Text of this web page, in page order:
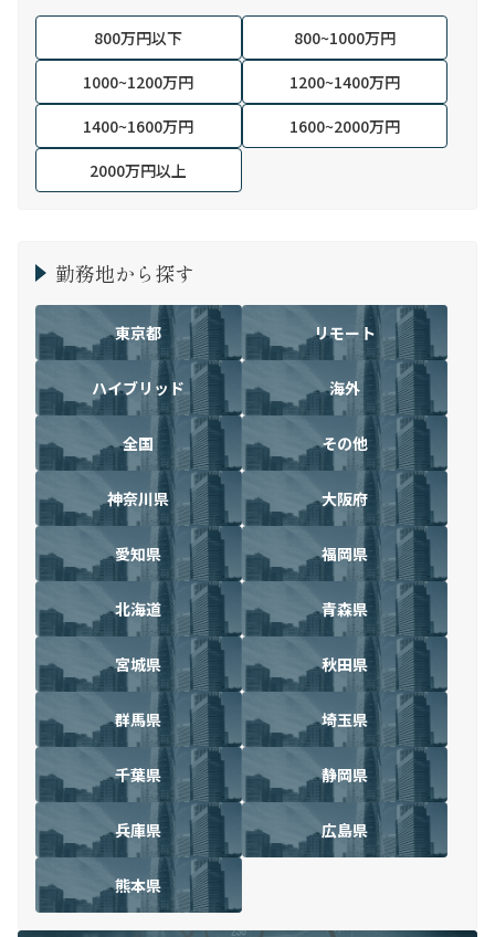
800万円以下
800~1000万円
1000~1200万円
1200~1400万円
1400~1600万円
1600~2000万円
2000万円以上
勤務地から探す
東京都 リモート
ハイブリッド 海外
全国 その他
神奈川県 大阪府
愛知県 福岡県
北海道 青森県
宮城県 秋田県
群馬県 埼玉県
千葉県 静岡県
兵庫県 広島県
熊本県